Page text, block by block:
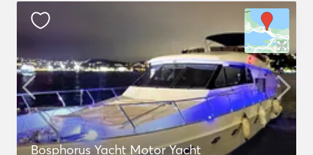
Bosphorus Yacht Motor Yacht